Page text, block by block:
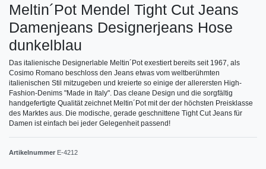
Meltin´Pot Mendel Tight Cut Jeans
Damenjeans Designerjeans Hose
dunkelblau
Das italienische Designerlable Meltin´Pot exestiert bereits seit 1967, als
Cosimo Romano beschloss den Jeans etwas vom weltberühmten
italienischen Stil mitzugeben und kreierte so einige der allerersten High-
Fashion-Denims "Made in Italy". Das cleane Design und die sorgfältig
handgefertigte Qualität zeichnet Meltin´Pot mit der der höchsten Preisklasse
des Marktes aus. Die modische, gerade geschnittene Tight Cut Jeans für
Damen ist einfach bei jeder Gelegenheit passend!
Artikelnummer E-4212